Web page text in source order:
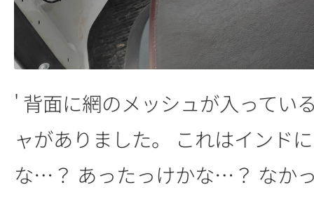
' 背面に網のメッシュが入ってい
ャがありました。 これはインド
な…？ あったっけかな…？ なか